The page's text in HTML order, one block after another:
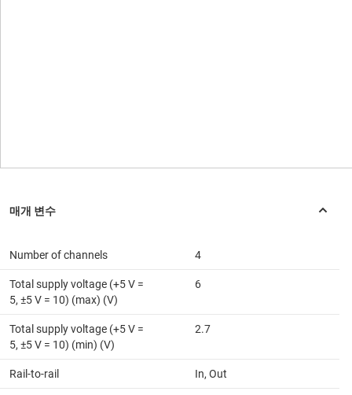
Number of channels 4
Total supply voltage (+5 V =
5, ±5 V = 10) (max) (V)
6
Total supply voltage (+5 V =
5, ±5 V = 10) (min) (V)
2.7
Rail-to-rail In, Out